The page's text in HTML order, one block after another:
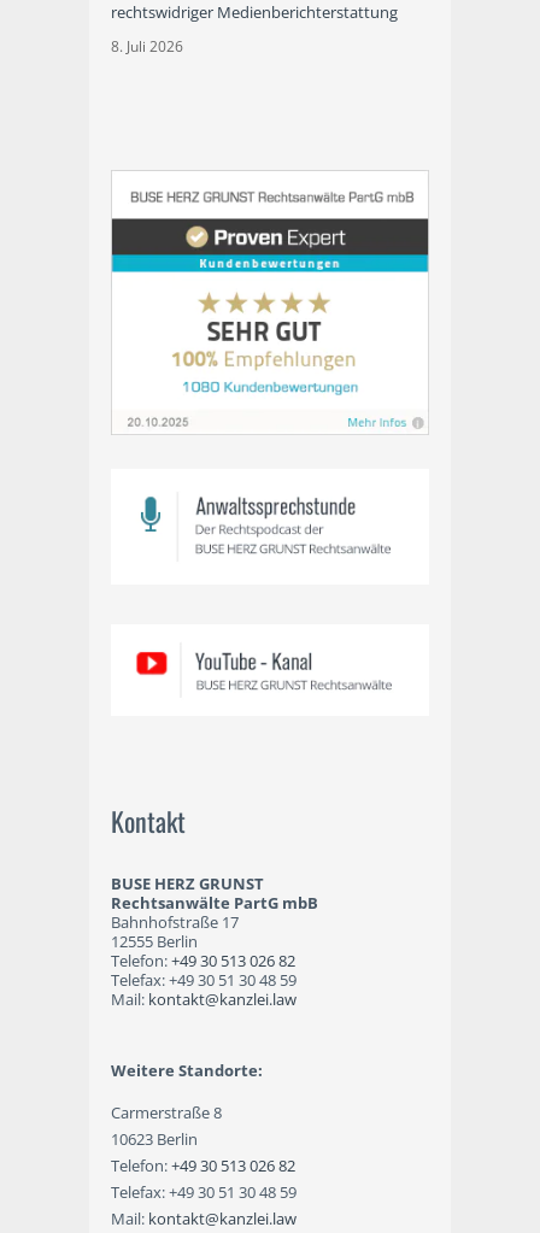
rechtswidriger Medienberichterstattung
8. Juli 2026
Kontakt
BUSE HERZ GRUNST
Rechtsanwälte PartG mbB
Bahnhofstraße 17
12555 Berlin
Telefon:+49 30 513 026 82
Telefax: +49 30 51 30 48 59
Mail: kontakt@kanzlei.law
Weitere Standorte:
Carmerstraße 8
10623 Berlin
Telefon:+49 30 513 026 82
Telefax: +49 30 51 30 48 59
Mail: kontakt@kanzlei.law